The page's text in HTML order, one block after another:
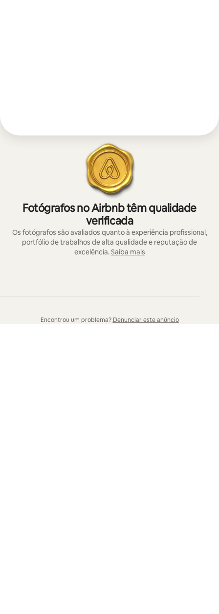
Fotógrafos no Airbnb têm qualidade
verificada
Os fotógrafos são avaliados quanto à experiência profissional,
portfólio de trabalhos de alta qualidade e reputação de
excelência.Saiba mais
Encontrou um problema? Denunciar este anúncio